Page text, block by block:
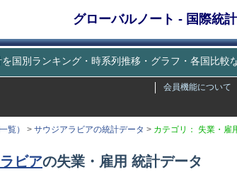
グローバルノート - 国際統
国別ランキング・時系列推移・グラフ・各国比
会員機能について
覧） > サウジアラビアの統計データ > カテゴリ： 失業・雇
ビアの失業・雇用 統計データ